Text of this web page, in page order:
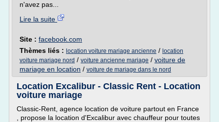
n'avez pas...
Lire la suite
Site : facebook.com
Thèmes liés : location voiture mariage ancienne / location
voiture mariage nord / voiture ancienne mariage / voiture de
mariage en location / voiture de mariage dans le nord
Location Excalibur - Classic Rent - Location
voiture mariage
Classic-Rent, agence location de voiture partout en France
, propose la location d'Excalibur avec chauffeur pour toutes